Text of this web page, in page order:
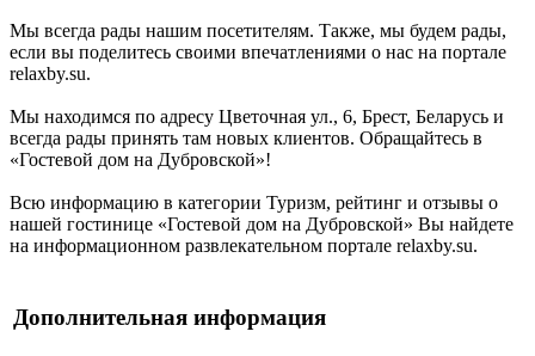
Мы всегда рады нашим посетителям. Также, мы будем рады,
если вы поделитесь своими впечатлениями о нас на портале
relaxby.su.
Мы находимся по адресу Цветочная ул., 6, Брест, Беларусь и
всегда рады принять там новых клиентов. Обращайтесь в
«Гостевой дом на Дубровской»!
Всю информацию в категории Туризм, рейтинг и отзывы о
нашей гостинице «Гостевой дом на Дубровской» Вы найдете
на информационном развлекательном портале relaxby.su.
Дополнительная информация